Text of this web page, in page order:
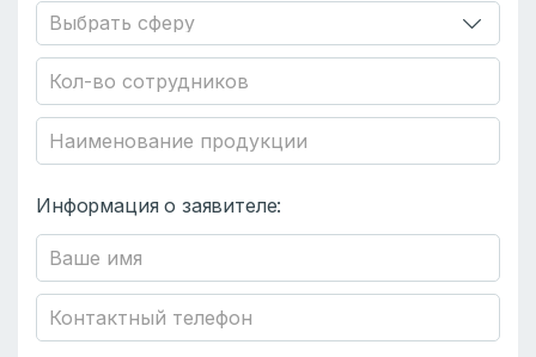
Информация о заявителе: